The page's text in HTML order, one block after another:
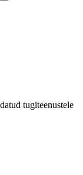
tugiteenustele